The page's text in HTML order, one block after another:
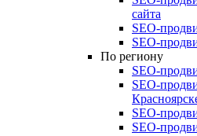
сайта
SEO-
По региону
SEO-
SEO-
SEO-
SEO-